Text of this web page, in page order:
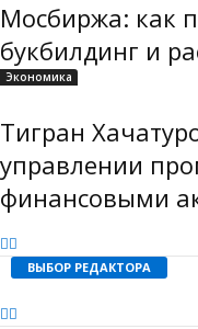
Мосбиржа: как
букбилдинг и
Экономика
Тигран
управлении
финансовыми
ВЫБОР РЕДАКТОРА